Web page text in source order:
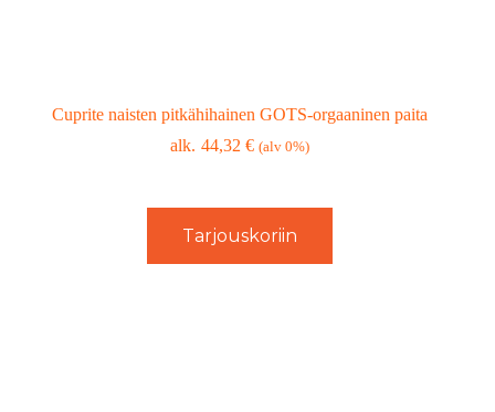
Cuprite naisten pitkähihainen GOTS-orgaaninen paita
44,32€ (alv 0%)
Tarjouskoriin